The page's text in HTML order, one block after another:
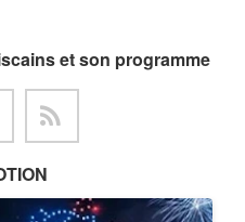
et son programme